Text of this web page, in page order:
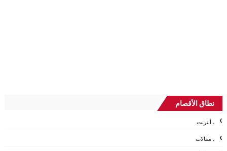
نطاق الأقصام
، أنترنت
، مقالات